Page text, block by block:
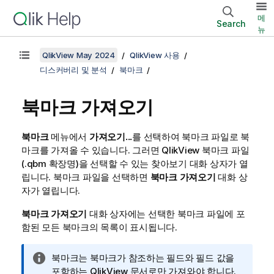
Search
메
뉴
QlikView May 2024
QlikView 사용
디스커버리 및 분석
북마크
북마크 가져오기
북마크메뉴에서 가져오기...를 선택하여 북마크 파일로 북
마크를 가져올 수 있습니다. 그러면 QlikView 북마크 파일
(.qbm 확장명)을 선택할 수 있는 찾아보기 대화 상자가 열
립니다. 북마크 파일을 선택하면 북마크 가져오기 대화 상
자가 열립니다.
북마크 가져오기 대화 상자에는 선택한 북마크 파일에 포
함된 모든 북마크의 목록이 표시됩니다.
정
보
북마크는 북마크가 참조하는 필드와 필드 값을
포함하는 QlikView문서로만 가져와야 합니다.